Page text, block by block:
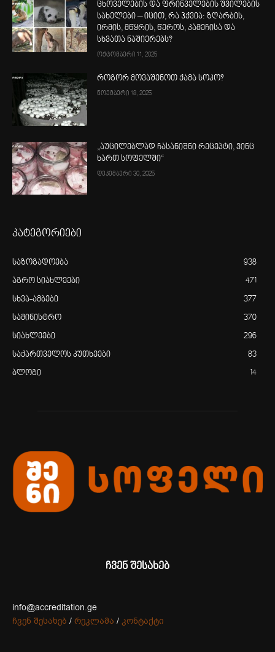
ცხოველების და ფრინველების შვილების
სახელები – იცით, რა ჰქვია: ზღარბის,
ირმის, მწყრის, წეროს, კამეჩისა და
სხვათა ნაშიერებს?
ოქტომბერი 11, 2025
როგორ მოვაშენოთ ქამა სოკო?
ნოემბერი 18, 2025
„აუცილებლად ჩასანიშნი რეცეპტი, ვინც
ხართ სოფელში“
დეკემბერი 30, 2025
კატეგორიები
საზოგადოება 938
აგრო სიახლეები 471
სხვა-ამბები 377
სამინისტრო 370
სიახლეები 296
საქართველოს კუთხეები 83
ბლოგი 14
ჩვენ შესახებ
info@accreditation.ge
ჩვენ შესახებ / რეკლამა / კონტაქტი